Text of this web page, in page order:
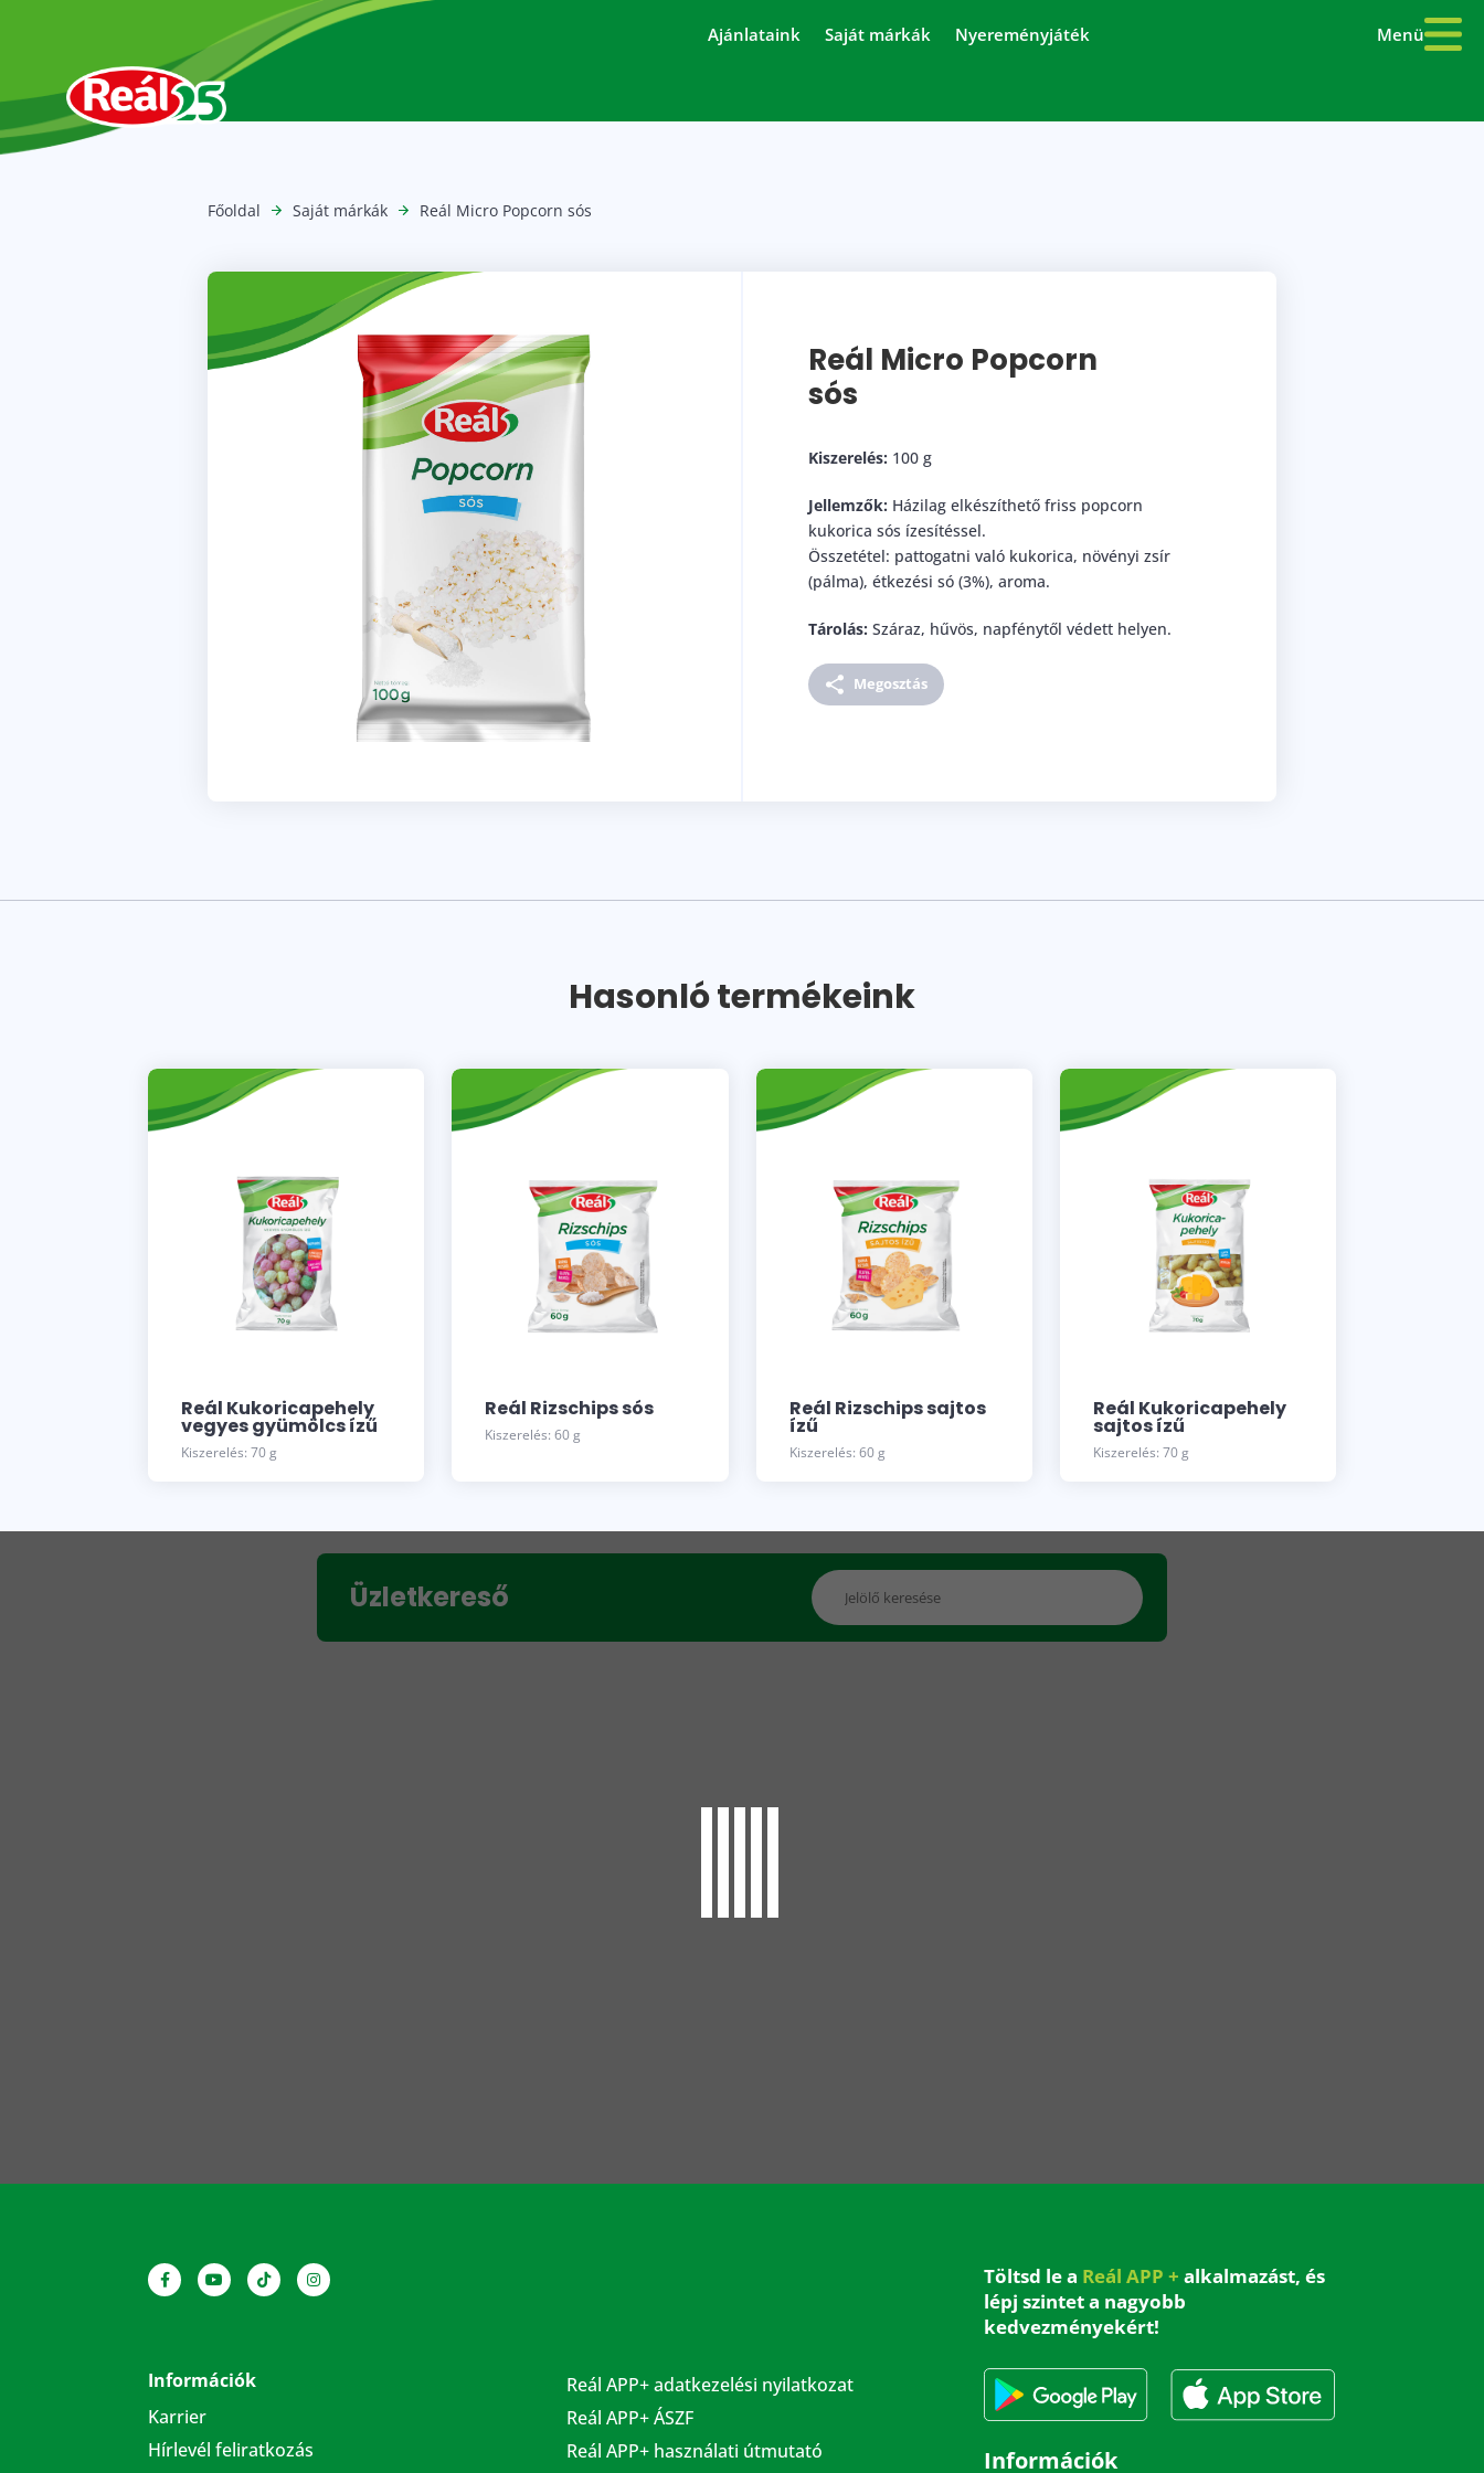
Ajánlataink Saját márkák Nyereményjáték Menü
Főoldal Saját márkák Reál Micro Popcorn sós
Reál Micro Popcorn
sós
Kiszerelés: 100 g
Jellemzők: Házilag elkészíthető friss popcorn
kukorica sós ízesítéssel.
Összetétel: pattogatni való kukorica, növényi zsír
(pálma), étkezési só (3%), aroma.
Tárolás: Száraz, hűvös, napfénytől védett helyen.
Megosztás
Hasonló termékeink
Reál Kukoricapehely
vegyes gyümölcs ízű
Kiszerelés: 70 g
Reál Rizschips sós
Kiszerelés: 60 g
Reál Rizschips sajtos
ízű
Kiszerelés: 60 g
Reál Kukoricapehely
sajtos ízű
Kiszerelés: 70 g
Töltsd le a Reál APP + alkalmazást, és
lépj szintet a nagyobb
kedvezményekért!
Információk
Karrier
Hírlevél feliratkozás
Reál APP+ adatkezelési nyilatkozat
Reál APP+ ÁSZF
Reál APP+ használati útmutató
Információk